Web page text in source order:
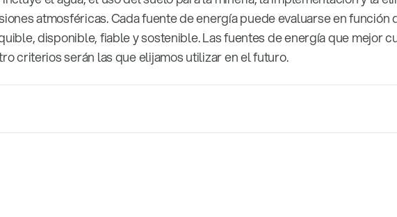
atmosféricas. Cada fuente de energía puede evaluarse en función
disponible, fiable y sostenible. Las fuentes de energía que mejor
criterios serán las que elijamos utilizar en el futuro.